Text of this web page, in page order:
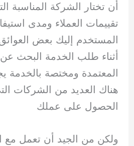
أن تختار الشركة المناسبة
تقييمات العملاء ومدى
المستخدم إليك بعض
أثناء طلب الخدمة البحث
المعتمدة ومختصة بالخدمة
هناك العديد من الشركات
الحصول على عملك
ولكن من الجيد أن تعمل مع